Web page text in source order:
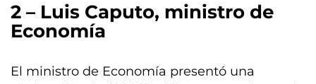
2 – Luis Caputo, ministro de
Economía
El ministro de Economía presentó una